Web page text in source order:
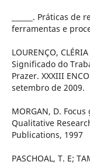
______. Práticas
ferramentas e
LOURENÇO,
Significado do
Prazer. XXXIII
setembro de 2009.
MORGAN, D.
Qualitative
Publications, 1997
PASCHOAL, T. E;